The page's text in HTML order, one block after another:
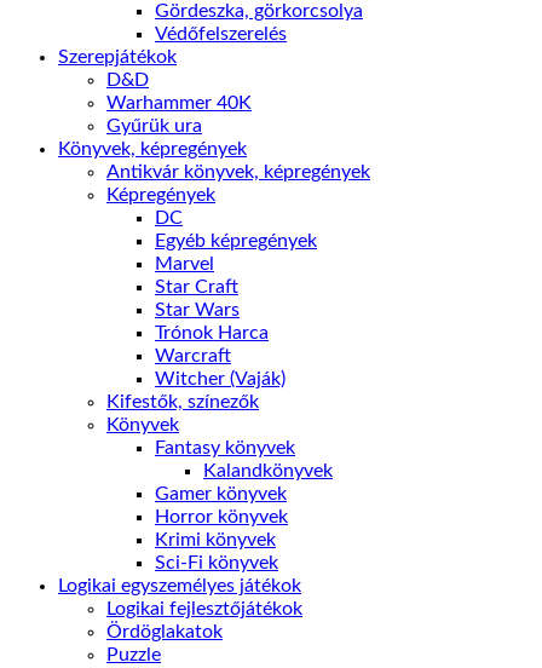
Gördeszka, görkorcsolya
Védőfelszerelés
Szerepjátékok
D&D
Warhammer 40K
Gyűrük ura
Könyvek, képregények
Antikvár könyvek, képregények
Képregények
DC
Egyéb képregények
Marvel
Star Craft
Star Wars
Trónok Harca
Warcraft
Witcher (Vaják)
Kifestők, színezők
Könyvek
Fantasy könyvek
Kalandkönyvek
Gamer könyvek
Horror könyvek
Krimi könyvek
Sci-Fi könyvek
Logikai egyszemélyes játékok
Logikai fejlesztőjátékok
Ördöglakatok
Puzzle